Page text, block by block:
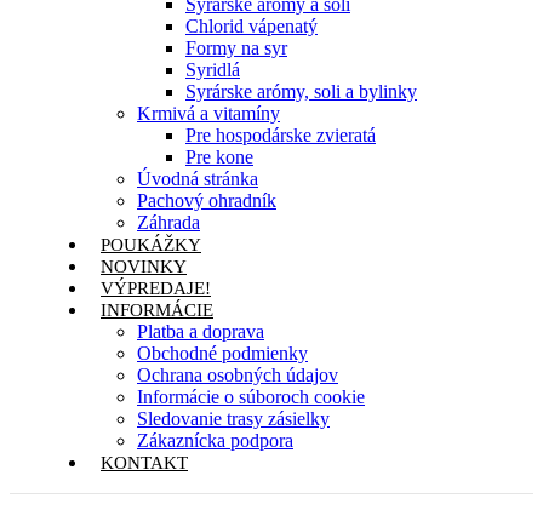
Syrárske arómy a soli
Chlorid vápenatý
Formy na syr
Syridlá
Syrárske arómy, soli a bylinky
Krmivá a vitamíny
Pre hospodárske zvieratá
Pre kone
Úvodná stránka
Pachový ohradník
Záhrada
POUKÁŽKY
NOVINKY
VÝPREDAJE!
INFORMÁCIE
Platba a doprava
Obchodné podmienky
Ochrana osobných údajov
Informácie o súboroch cookie
Sledovanie trasy zásielky
Zákaznícka podpora
KONTAKT